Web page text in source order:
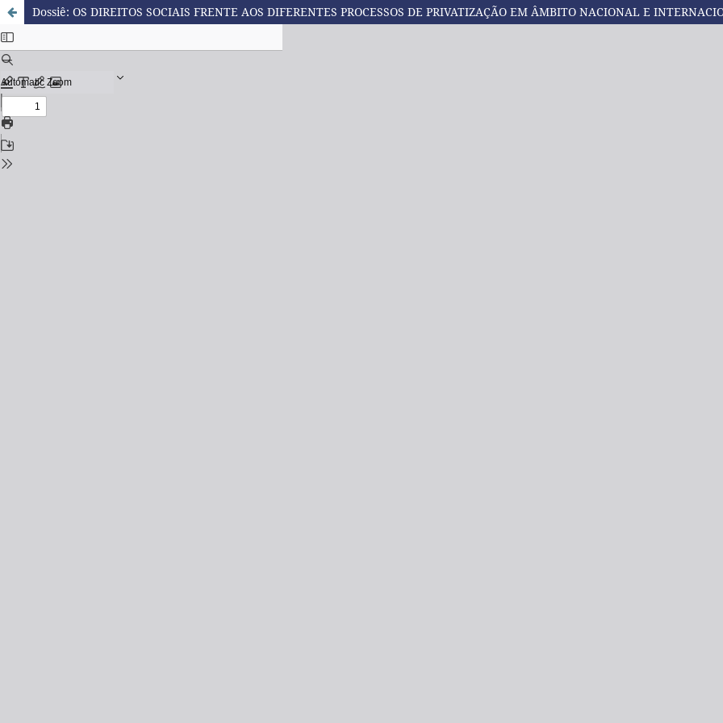
Dossiê: OS DIREITOS SOCIAIS FRENTE AOS DIFERENTES PROCESSOS DE PRIVATIZAÇÃO EM ÂMBITO NACIONAL E